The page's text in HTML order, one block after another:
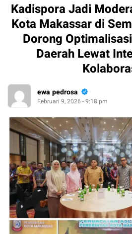
Kadispora Jadi
Kota Makassar di
Dorong
Daerah Lewat
ewa pedrosa
Februari 9, 2026 - 9:18 pm